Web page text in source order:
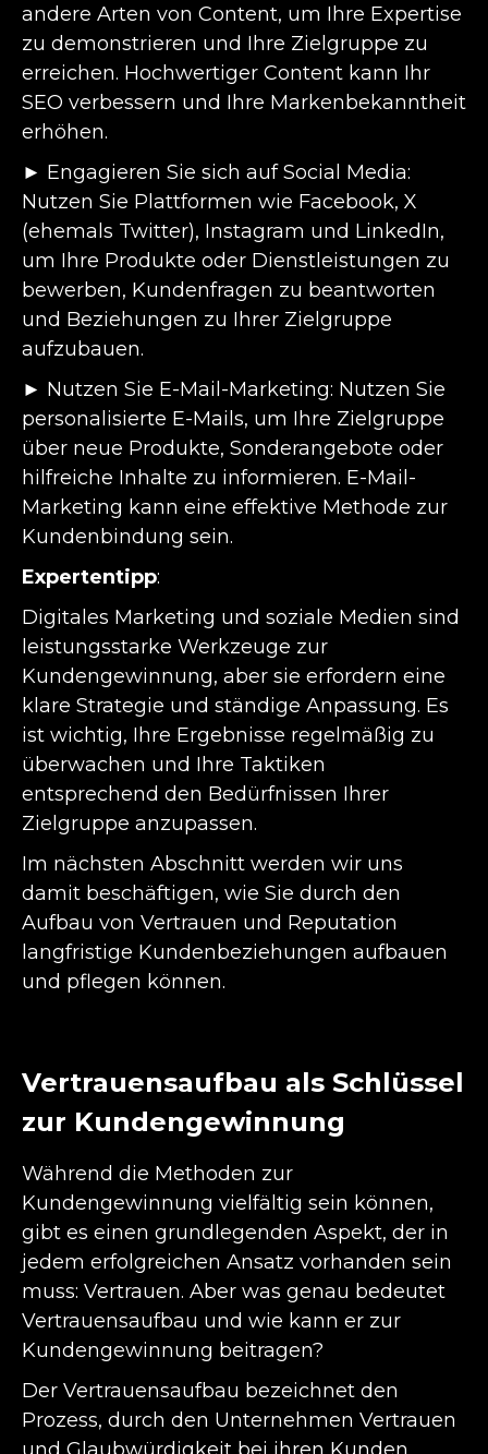
andere Arten von Content, um Ihre Expertise
zu demonstrieren und Ihre Zielgruppe zu
erreichen. Hochwertiger Content kann Ihr
SEO verbessern und Ihre Markenbekanntheit
erhöhen.
► Engagieren Sie sich auf Social Media:
Nutzen Sie Plattformen wie Facebook, X
(ehemals Twitter), Instagram und LinkedIn,
um Ihre Produkte oder Dienstleistungen zu
bewerben, Kundenfragen zu beantworten
und Beziehungen zu Ihrer Zielgruppe
aufzubauen.
► Nutzen Sie E-Mail-Marketing: Nutzen Sie
personalisierte E-Mails, um Ihre Zielgruppe
über neue Produkte, Sonderangebote oder
hilfreiche Inhalte zu informieren. E-Mail-
Marketing kann eine effektive Methode zur
Kundenbindung sein.
Expertentipp:
Digitales Marketing und soziale Medien sind
leistungsstarke Werkzeuge zur
Kundengewinnung, aber sie erfordern eine
klare Strategie und ständige Anpassung. Es
ist wichtig, Ihre Ergebnisse regelmäßig zu
überwachen und Ihre Taktiken
entsprechend den Bedürfnissen Ihrer
Zielgruppe anzupassen.
Im nächsten Abschnitt werden wir uns
damit beschäftigen, wie Sie durch den
Aufbau von Vertrauen und Reputation
langfristige Kundenbeziehungen aufbauen
und pflegen können.
Vertrauensaufbau als Schlüssel
zur Kundengewinnung
Während die Methoden zur
Kundengewinnung vielfältig sein können,
gibt es einen grundlegenden Aspekt, der in
jedem erfolgreichen Ansatz vorhanden sein
muss: Vertrauen. Aber was genau bedeutet
Vertrauensaufbau und wie kann er zur
Kundengewinnung beitragen?
Der Vertrauensaufbau bezeichnet den
Prozess, durch den Unternehmen Vertrauen
und Glaubwürdigkeit bei ihren Kunden